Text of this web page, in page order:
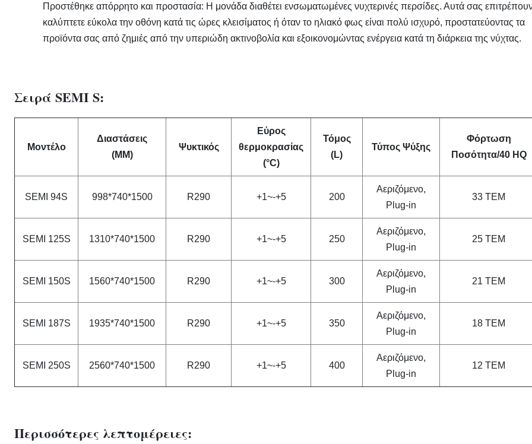
Προστέθηκε απόρρητο και προστασία:​ Η μονάδα διαθέτει ενσωματωμένες νυχτερινές περσίδες. Αυτά σας
καλύπτετε εύκολα την οθόνη κατά τις ώρες κλεισίματος ή όταν το ηλιακό φως είναι πολύ ισχυρό, προστατεύοντας τα
προϊόντα σας από ζημιές από την υπεριώδη ακτινοβολία και εξοικονομώντας ενέργεια κατά τη διάρκεια της νύχτας.
Σειρά SEMI S:
Μοντέλο
Διαστάσεις
(MM)
Ψυκτικός
Εύρος
θερμοκρασίας
(°C)
Τόμος
(L)
Τύπος Ψύξης
Φόρτωση
Ποσότητα/40 HQ
SEMI 94S 998*740*1500 R290 +1~-+5 200
Αεριζόμενο,
Plug-in
33 ΤΕΜ
SEMI 125S 1310*740*1500 R290 +1~-+5 250
Αεριζόμενο,
Plug-in
25 ΤΕΜ
SEMI 150S 1560*740*1500 R290 +1~-+5 300
Αεριζόμενο,
Plug-in
21 ΤΕΜ
SEMI 187S 1935*740*1500 R290 +1~-+5 350
Αεριζόμενο,
Plug-in
18 ΤΕΜ
SEMI 250S 2560*740*1500 R290 +1~-+5 400
Αεριζόμενο,
Plug-in
12 ΤΕΜ
Περισσότερες λεπτομέρειες: